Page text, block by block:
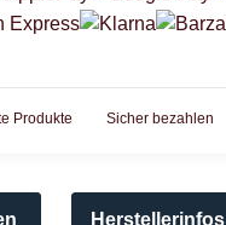
Produkte Sicher bezahlen
Herstellerinfos